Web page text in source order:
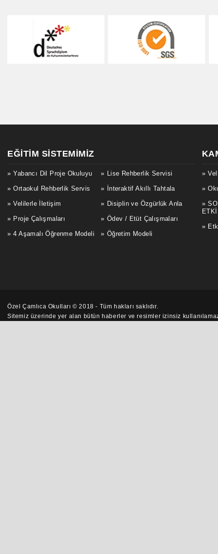
EĞITIM SISTEMIMIZ
Yabancı Dil Proje Okuluyu Lise Rehberlik Servisi
Ortaokul Rehberlik Servis İnteraktif Akıllı Tahtala
Velilerle İletişim Disiplin ve Özgürlük Anla
Proje Çalışmaları Ödev / Etüt Çalışmaları
4 Aşamalı Öğrenme Modeli Öğretim Modeli
Özel Çamlıca Okulları © 2018 - Tüm hakları saklıdır.
Sitemiz üzerinde yer alan bütünhaberler ve resimler izinsiz